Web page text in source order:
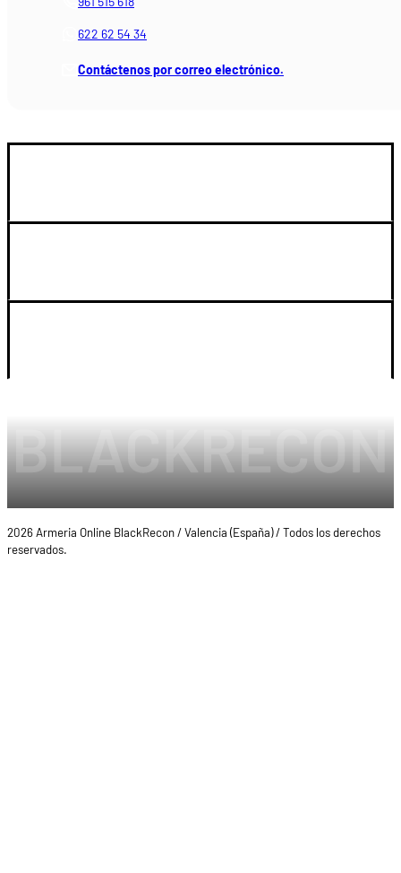
622 62 54 34
Contáctenos por correo electrónico.
2026 Armeria Online BlackRecon / Valencia (España) / Todos los derechos
reservados.